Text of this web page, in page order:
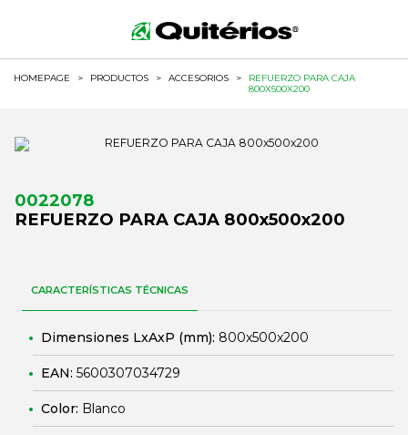
HOMEPAGE > PRODUCTOS > ACCESORIOS >
REFUERZO PARA CAJA
800X500X200
0022078
REFUERZO PARA CAJA 800x500x200
CARACTERÍSTICAS TÉCNICAS
Dimensiones LxAxP (mm): 800x500x200
EAN: 5600307034729
Color: Blanco